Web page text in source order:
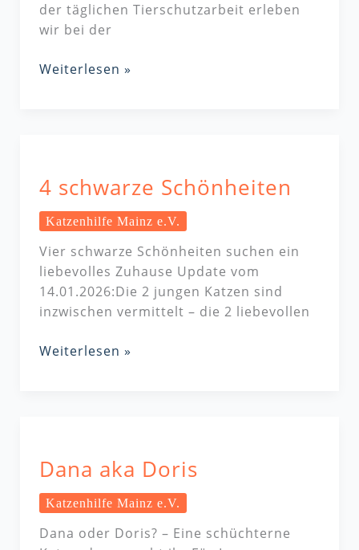
der täglichen Tierschutzarbeit erleben
wir bei der
Weiterlesen »
4 schwarze Schönheiten
Katzenhilfe Mainz e.V.
Vier schwarze Schönheiten suchen ein
liebevolles Zuhause Update vom
14.01.2026:Die 2 jungen Katzen sind
inzwischen vermittelt – die 2 liebevollen
Schönheiten
Weiterlesen »
Dana aka Doris
Katzenhilfe Mainz e.V.
Dana oder Doris? – Eine schüchterne
Doris